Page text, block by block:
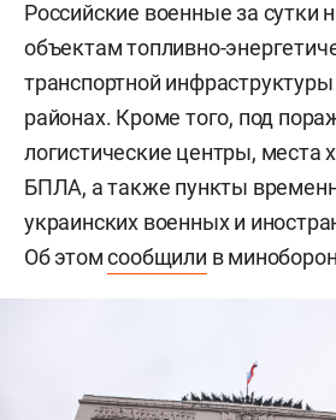
Российские военные за сутки
объектам топливно-
транспортной
районах. Кроме того, под
логистические центры, места
БПЛА, а также пункты
украинских военных и
Об этомсообщили в